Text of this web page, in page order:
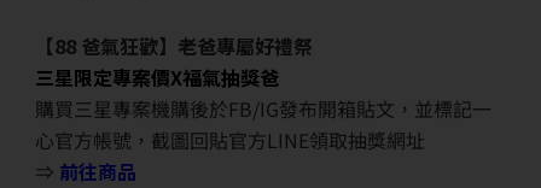
【88 爸氣狂歡】老爸專屬好禮祭
三星限定專案價X福氣抽獎爸
購買三星專案機購後於FB/IG發布開箱貼文，並標記一
心官方帳號，截圖回貼官方LINE領取抽獎網址
⇒ 前往商品